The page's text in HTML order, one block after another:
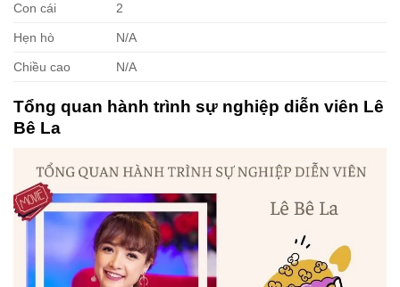
Con cái 2
Hẹn hò N/A
Chiều cao N/A
Tổng quan hành trình sự nghiệp diễn viên Lê
Bê La